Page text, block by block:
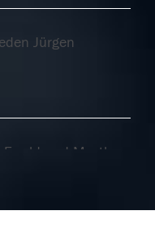
Jürgen
und Martha